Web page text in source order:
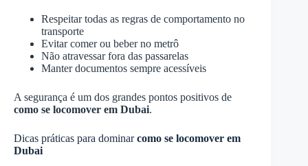
Respeitar todas as regras de comportamento no
transporte
Evitar comer ou beber no metrô
Não atravessar fora das passarelas
Manter documentos sempre acessíveis
A segurança é um dos grandes pontos positivos de
como se locomover em Dubai.
Dicas práticas para dominarcomo se locomover em
Dubai